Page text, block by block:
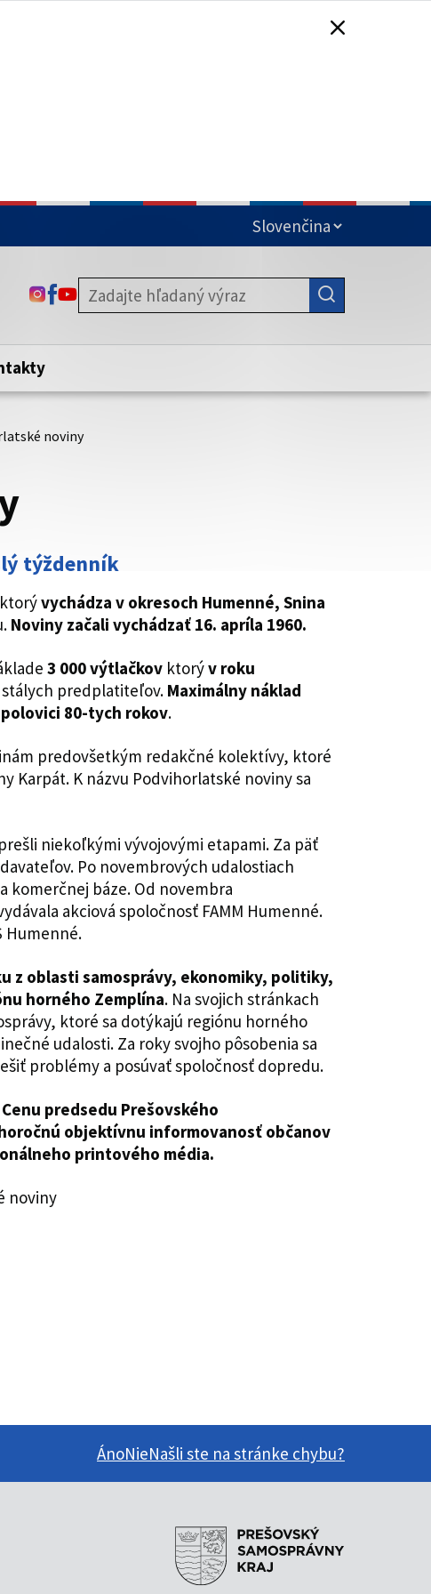
Zabezpečená stránka vždy začína
webového sídla.
ODKAZ SA OTVORÍ NA NOVEJ KARTE
ODKAZ SA OTVORÍ NA NOVEJ KARTE
ODKAZ SA OTVORÍ NA NOVEJ KARTE
noviny
týždenník
vychádza v okresoch Humenné, Snina
Noviny začali vychádzať 16. apríla 1960.
3 000 výtlačkov ktorýv roku
stálych predplatiteľov. Maximálny náklad
80-tych rokov.
predovšetkým redakčné kolektívy, ktoré
Karpát. K názvu Podvihorlatské noviny sa
niekoľkými vývojovými etapami. Za päť
Po novembrových udalostiach
komerčnej báze. Od novembra
akciová spoločnosť FAMM Humenné.
Humenné.
z oblasti samosprávy, ekonomiky, politiky,
horného Zemplína. Na svojich stránkach
ktoré sa dotýkajú regiónu horného
udalosti. Za roky svojho pôsobenia sa
problémy a posúvať spoločnosť dopredu.
predsedu Prešovského
objektívnu informovanosť občanov
printového média.
ÁnoNieNašli ste na stránke chybu?